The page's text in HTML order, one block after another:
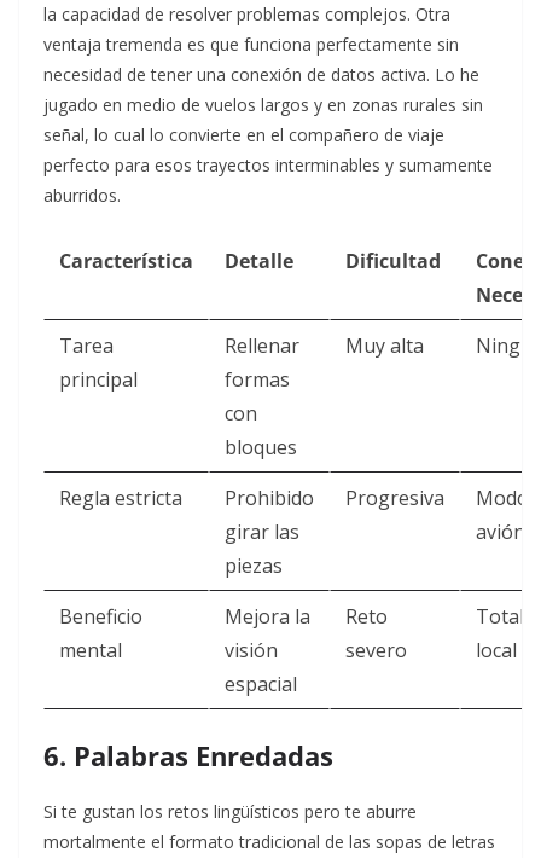
la capacidad de resolver problemas complejos. Otra
ventaja tremenda es que funciona perfectamente sin
necesidad de tener una conexión de datos activa. Lo he
jugado en medio de vuelos largos y en zonas rurales sin
señal, lo cual lo convierte en el compañero de viaje
perfecto para esos trayectos interminables y sumamente
aburridos.
Característica Detalle Dificultad
Tarea
principal
Rellenar
formas
con
bloques
Muy alta
Regla estricta
Prohibido
girar las
piezas
Progresiva
Modo
avión
Beneficio
mental
Mejora la
visión
espacial
Reto
severo
local
6. Palabras Enredadas
Si te gustan los retos lingüísticos pero te aburre
mortalmente el formato tradicional de las sopas de letras